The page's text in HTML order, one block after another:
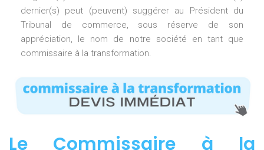
dernier(s) peut (peuvent) suggérer au Président du
Tribunal de commerce, sous réserve de son
appréciation, le nom de notre société en tant que
commissaire à la transformation.
Le Commissaire à la